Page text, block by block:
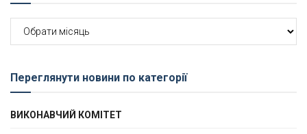
новин
Переглянути новини по категорії
ВИКОНАВЧИЙ КОМІТЕТ